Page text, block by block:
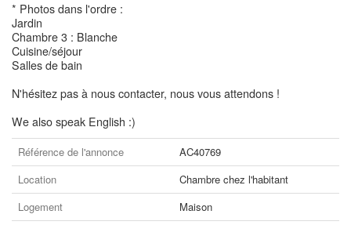
* Photos dans l'ordre :
Jardin
Chambre 3 : Blanche
Cuisine/séjour
Salles de bain
N'hésitez pas à nous contacter, nous vous attendons !
We also speak English :)
Référence de l'annonce
AC40769
Location
Chambre chez l'habitant
Logement
Maison